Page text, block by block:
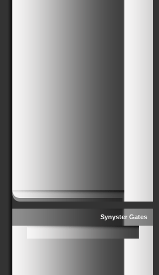
Synyster Gates